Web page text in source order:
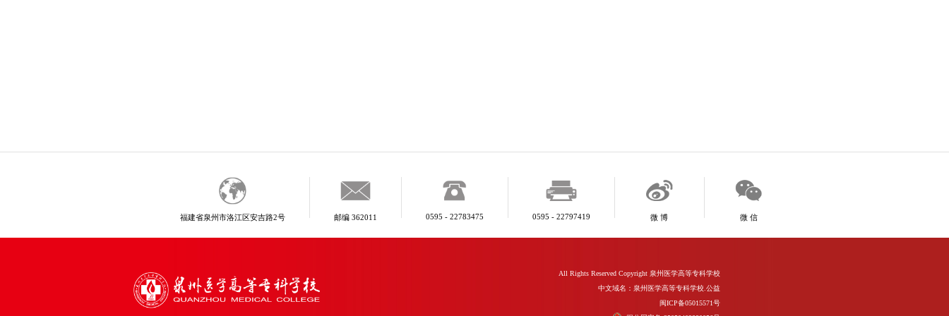
福建省泉州市洛江区安吉路2号 邮编 362011 0595 - 22783475 0595 - 22797419 微 博 微 信
All Rights Reserved Copyright 泉州医学高等专科学校
中文域名：泉州医学高等专科学校.公益
闽ICP备05015571号